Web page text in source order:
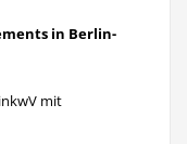
in Berlin-
mit